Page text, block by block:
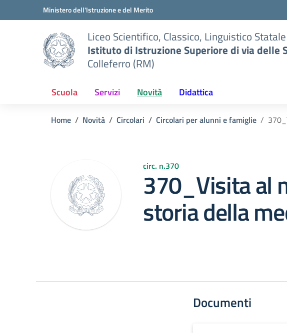
Vai ai contenuti
Vai al menu di navigazioneMinistero dell'Istruzione e del Merito
Liceo Scientifico, Classico, Linguistico Statale
Istituto di Istruzione Superiore di via delle
Colleferro (RM)
Scuola Servizi Novità Didattica
Home Novità Circolari Circolari per alunni e famiglie
circ. n.370
370_Visita al
storia della
Documenti